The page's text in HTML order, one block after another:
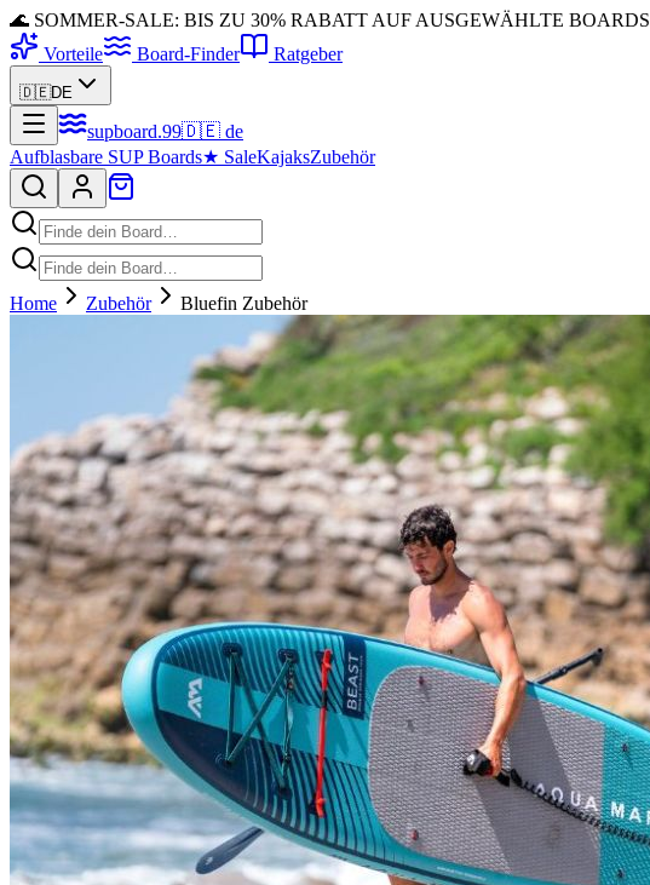
🌊 SOMMER-SALE: BIS ZU 30% RABATT AUF AUSGEWÄHLTE BOARDS
Vorteile
Board-Finder Ratgeber
🇩🇪DE
supboard.99🇩🇪 de
Aufblasbare SUP Boards★ SaleKajaksZubehör
Home Zubehör Bluefin Zubehör